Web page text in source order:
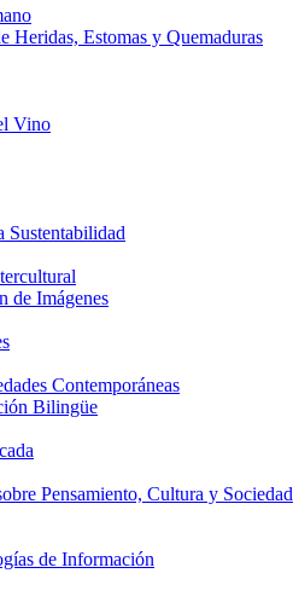
Heridas, Estomas y Quemaduras
Vino
Sustentabilidad
de Imágenes
Contemporáneas
Bilingüe
Pensamiento, Cultura y Sociedad
de Información